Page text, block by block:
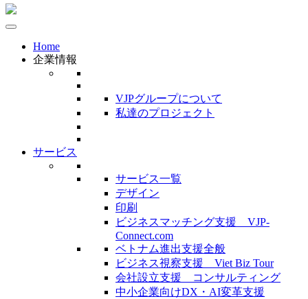
Home
企業情報
VJPグループについて
私達のプロジェクト
サービス
サービス一覧
デザイン
印刷
ビジネスマッチング支援 VJP-
Connect.com
ベトナム進出支援全般
ビジネス視察支援 Viet Biz Tour
会社設立支援 コンサルティング
中小企業向けDX・AI変革支援